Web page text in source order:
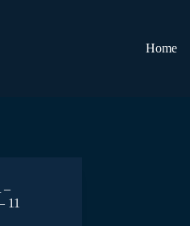
Home
–
11